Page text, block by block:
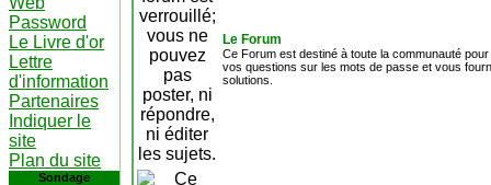
Password
Le Livre d'or
Lettre
d'information
Partenaires
Indiquer le
site
Plan du site
Sondage
Le Forum
Ce Forum est destiné à toute la communauté
vos questions sur les mots de passe et vous
solutions.